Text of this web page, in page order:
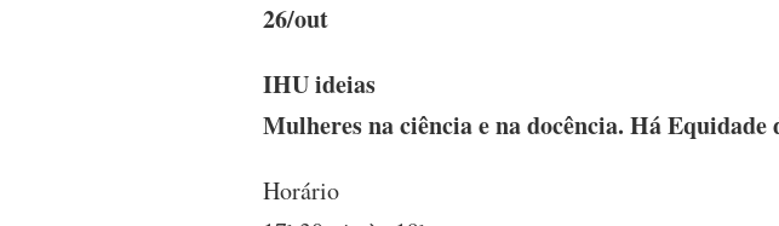
26/out
IHU ideias
Mulheres na ciência e na docência. Há Equidade
Horário